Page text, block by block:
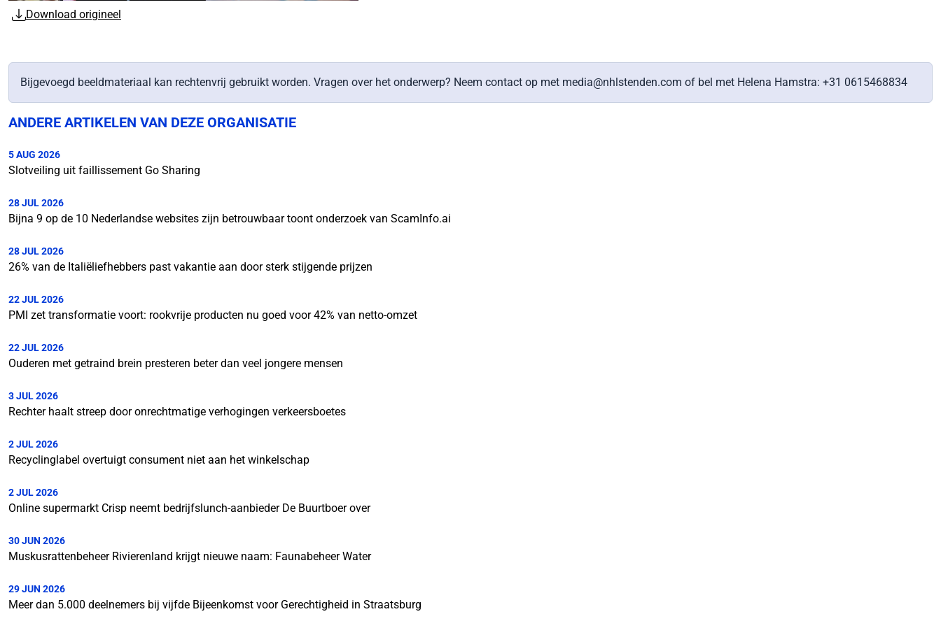
Download origineel
Bijgevoegd beeldmateriaal kan rechtenvrij gebruikt worden. Vragen over het onderwerp? Neem contact op met media@nhlstenden.com of bel met Helena Hamstra: +31 0615468834
ANDERE ARTIKELEN VAN DEZE ORGANISATIE
5 AUG 2026
Slotveiling uit faillissement Go Sharing
28 JUL 2026
Bijna 9 op de 10 Nederlandse websites zijn betrouwbaar toont onderzoek van ScamInfo.ai
28 JUL 2026
26% van de Italiëliefhebbers past vakantie aan door sterk stijgende prijzen
22 JUL 2026
PMI zet transformatie voort: rookvrije producten nu goed voor 42% van netto-omzet
22 JUL 2026
Ouderen met getraind brein presteren beter dan veel jongere mensen
3 JUL 2026
Rechter haalt streep door onrechtmatige verhogingen verkeersboetes
2 JUL 2026
Recyclinglabel overtuigt consument niet aan het winkelschap
2 JUL 2026
Online supermarkt Crisp neemt bedrijfslunch-aanbieder De Buurtboer over
30 JUN 2026
Muskusrattenbeheer Rivierenland krijgt nieuwe naam: Faunabeheer Water
29 JUN 2026
Meer dan 5.000 deelnemers bij vijfde Bijeenkomst voor Gerechtigheid in Straatsburg